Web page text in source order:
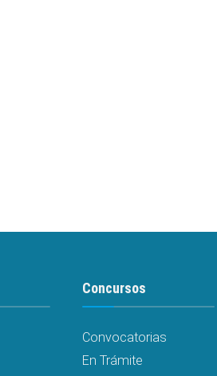
Concursos
Convocatorias
En Trámite